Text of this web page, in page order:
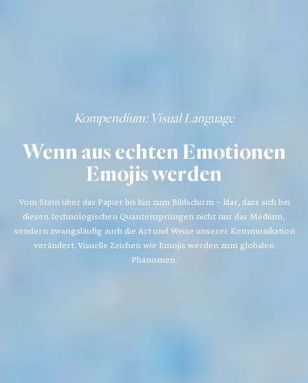
Kompendium: Visual Language
Wenn aus echten Emotionen
Emojis werden
Vom Stein über das Papier bis hin zum Bildschirm – klar, dass sich bei
diesen technologischen Quantensprüngen nicht nur das Medium,
sondern zwangsläufig auch die Art und Weise unserer Kommunikation
verändert. Visuelle Zeichen wie Emojis werden zum globalen
Phänomen.